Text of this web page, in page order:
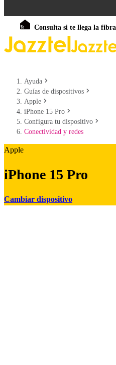
Consulta si te llega la fibra
Ayuda
Guías de dispositivos
Apple
iPhone 15 Pro
Configura tu dispositivo
Conectividad y redes
Apple
iPhone 15 Pro
Cambiar dispositivo